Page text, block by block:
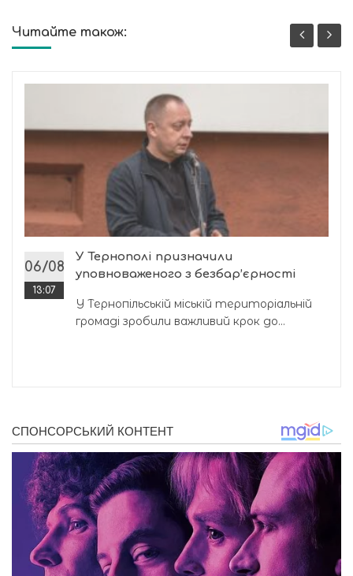
Читайте також:
06/08
13:07
У Тернополі призначили
уповноваженого з безбар’єрності
У Тернопільській міській територіальній
громаді зробили важливий крок до...